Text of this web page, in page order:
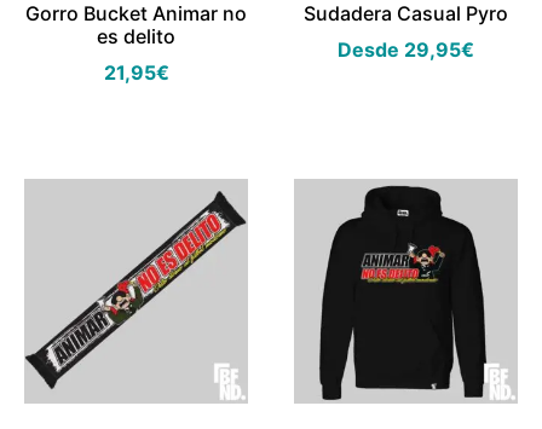
Gorro Bucket Animar no
es delito
21,95€
Sudadera Casual Pyro
Desde 29,95€